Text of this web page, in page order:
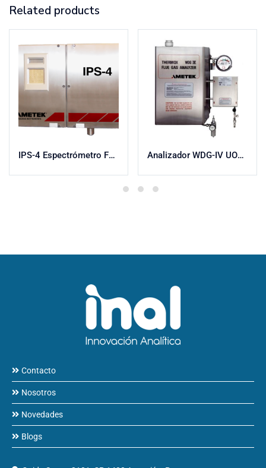
Related products
IPS-4 Espectrómetro Fotométrico Integrado Analizador WDG-IV UOP/RP
Contacto
Nosotros
Novedades
Blogs